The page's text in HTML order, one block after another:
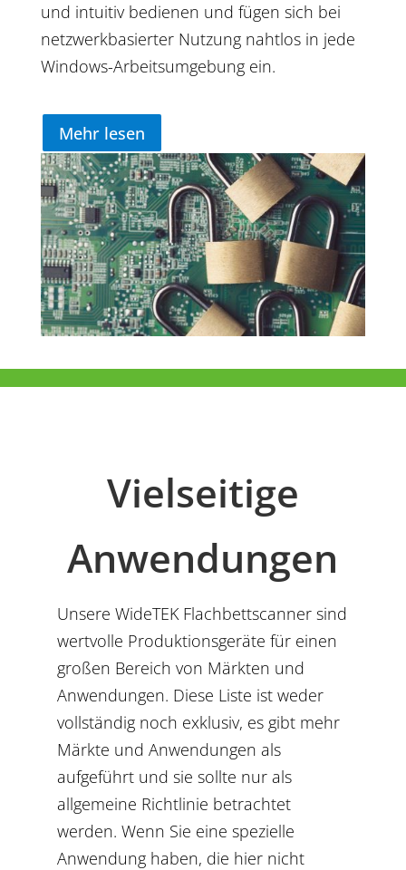
und intuitiv bedienen und fügen sich bei
netzwerkbasierter Nutzung nahtlos in jede
Windows-Arbeitsumgebung ein.
Mehr lesen
Vielseitige
Anwendungen
Unsere WideTEK Flachbettscanner sind
wertvolle Produktionsgeräte für einen
großen Bereich von Märkten und
Anwendungen. Diese Liste ist weder
vollständig noch exklusiv, es gibt mehr
Märkte und Anwendungen als
aufgeführt und sie sollte nur als
allgemeine Richtlinie betrachtet
werden. Wenn Sie eine spezielle
Anwendung haben, die hier nicht